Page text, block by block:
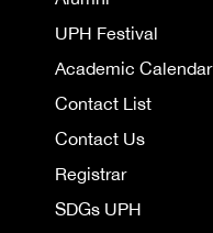
UPH Festival
Academic Calendar
Contact List
Contact Us
Registrar
SDGs UPH